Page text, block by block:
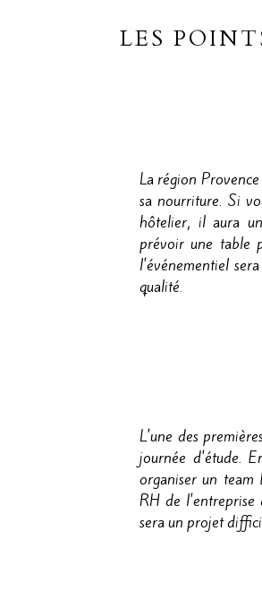
LES
La région
sa nourriture. Si
hôtelier, il aura
prévoir une table
l'événementiel
qualité.
L'une des
journée d'étude.
organiser un team
RH de l'entreprise
sera un projet